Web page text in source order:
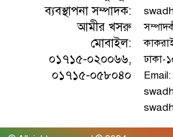
ব্যবস্থাপনা সম্পাদক:
আমীর খসরু
মোবাইল:
০১৭১৫-০২০০৬৬,
০১৭১৫-০৫৮০৪০
ঢাকা-
Email: